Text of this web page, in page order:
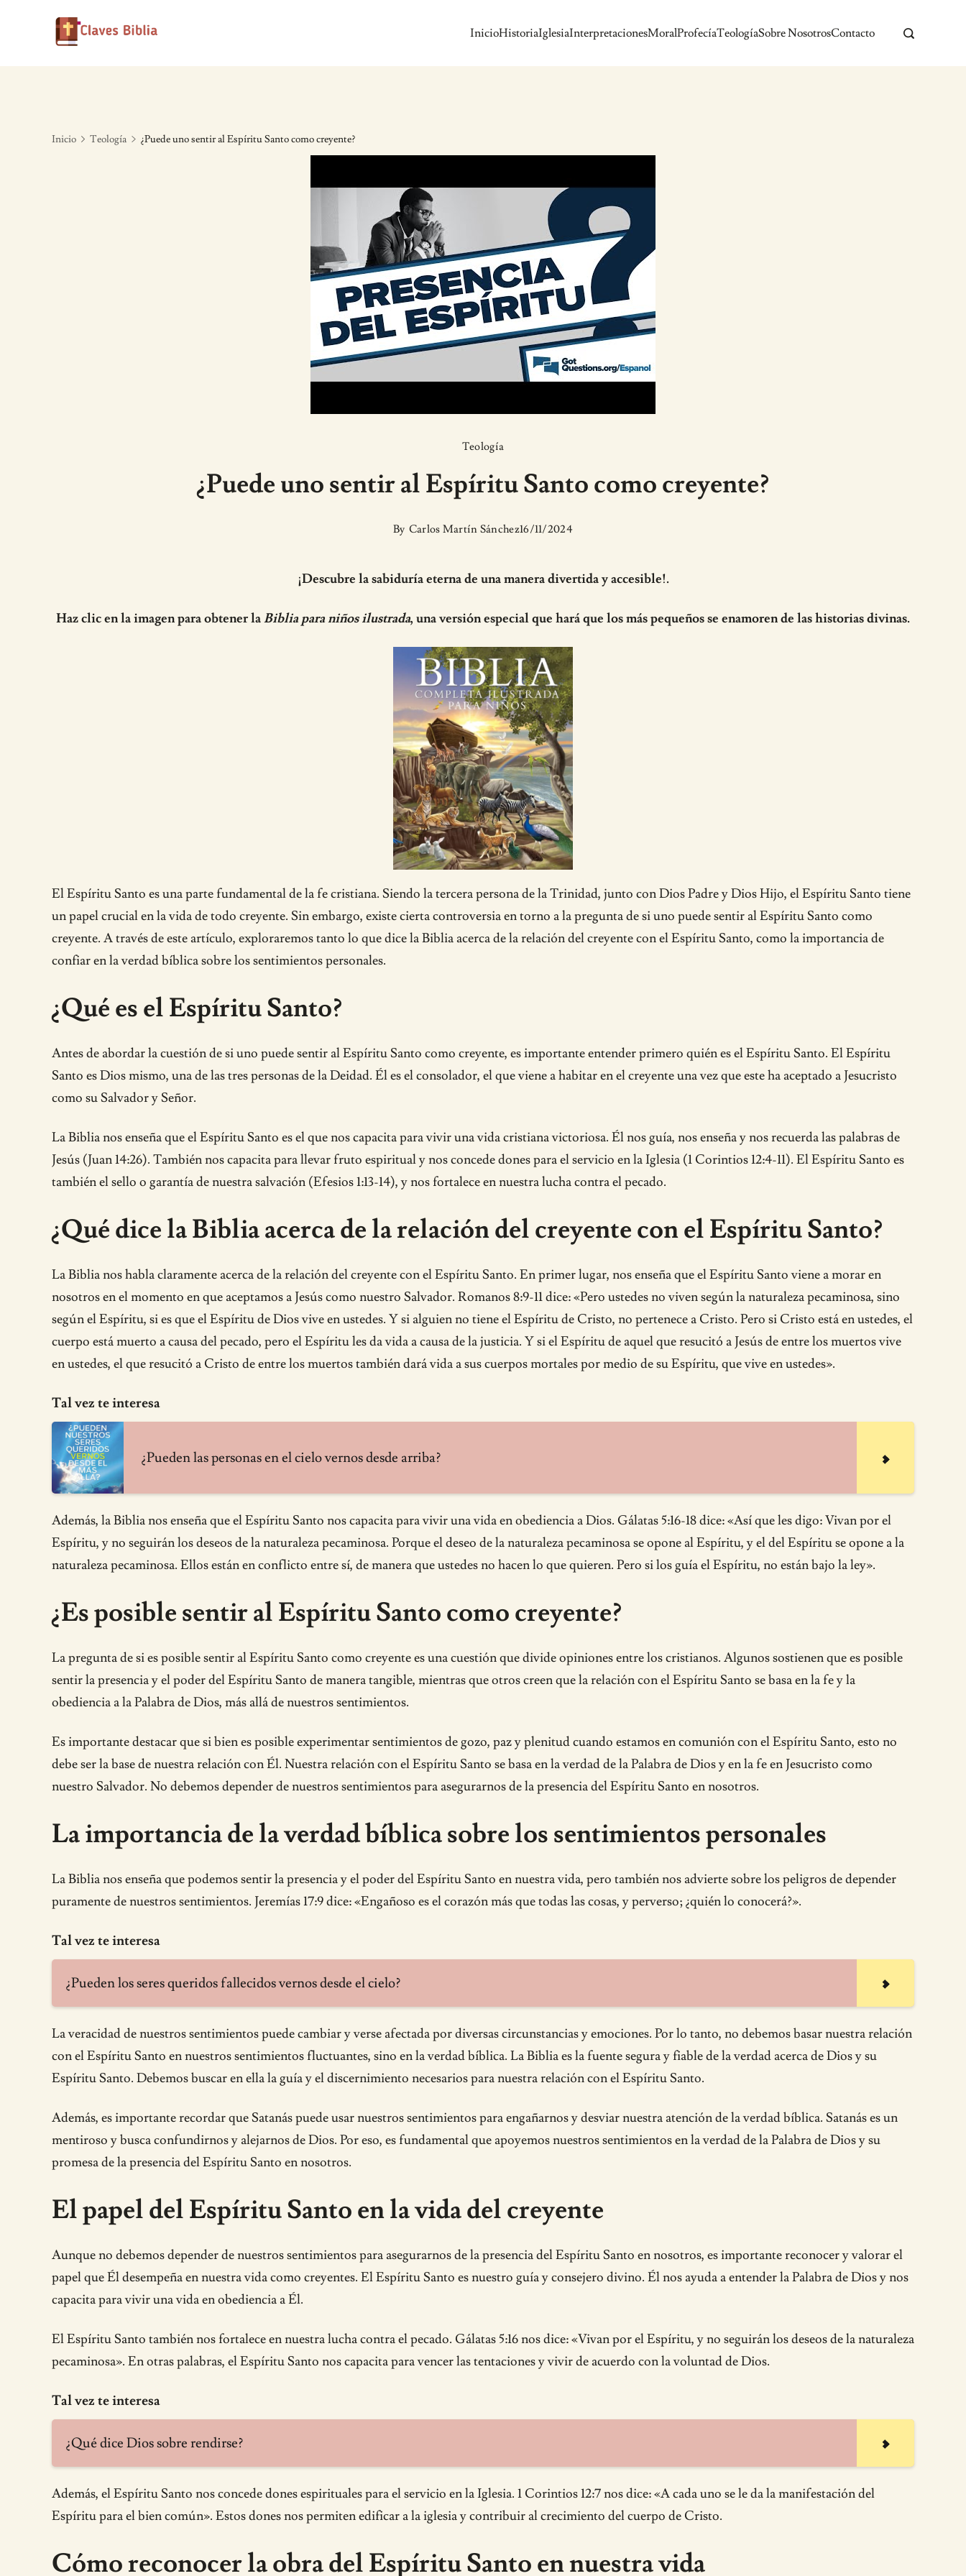
InicioHistoriaIglesiaInterpretacionesMoralProfecíaTeologíaSobre NosotrosContacto
Inicio Teología ¿Puede uno sentir al Espíritu Santo como creyente?
Teología
¿Puede uno sentir al Espíritu Santo como creyente?
By Carlos Martín Sánchez16/11/2024
¡Descubre la sabiduría eterna de una manera divertida y accesible!.
Haz clic en la imagen para obtener laBiblia para niños ilustrada, una versión especial que hará que los más pequeños se enamoren de las historias divinas.
El Espíritu Santo es una parte fundamental de la fe cristiana. Siendo la tercera persona de la Trinidad, junto con Dios Padre y Dios Hijo, el Espíritu Santo tiene
un papel crucial en la vida de todo creyente. Sin embargo, existe cierta controversia en torno a la pregunta de si uno puede sentir al Espíritu Santo como
creyente. A través de este artículo, exploraremos tanto lo que dice la Biblia acerca de la relación del creyente con el Espíritu Santo, como la importancia de
confiar en la verdad bíblica sobre los sentimientos personales.
¿Qué es el Espíritu Santo?
Antes de abordar la cuestión de si uno puede sentir al Espíritu Santo como creyente, es importante entender primero quién es el Espíritu Santo. El Espíritu
Santo es Dios mismo, una de las tres personas de la Deidad. Él es el consolador, el que viene a habitar en el creyente una vez que este ha aceptado a Jesucristo
como su Salvador y Señor.
La Biblia nos enseña que el Espíritu Santo es el que nos capacita para vivir una vida cristiana victoriosa. Él nos guía, nos enseña y nos recuerda las palabras de
Jesús (Juan 14:26). También nos capacita para llevar fruto espiritual y nos concede dones para el servicio en la Iglesia (1 Corintios 12:4-11). El Espíritu Santo es
también el sello o garantía de nuestra salvación (Efesios 1:13-14), y nos fortalece en nuestra lucha contra el pecado.
¿Qué dice la Biblia acerca de la relación del creyente con el Espíritu Santo?
La Biblia nos habla claramente acerca de la relación del creyente con el Espíritu Santo. En primer lugar, nos enseña que el Espíritu Santo viene a morar en
nosotros en el momento en que aceptamos a Jesús como nuestro Salvador. Romanos 8:9-11 dice: «Pero ustedes no viven según la naturaleza pecaminosa, sino
según el Espíritu, si es que el Espíritu de Dios vive en ustedes. Y si alguien no tiene el Espíritu de Cristo, no pertenece a Cristo. Pero si Cristo está en ustedes, el
cuerpo está muerto a causa del pecado, pero el Espíritu les da vida a causa de la justicia. Y si el Espíritu de aquel que resucitó a Jesús de entre los muertos vive
en ustedes, el que resucitó a Cristo de entre los muertos también dará vida a sus cuerpos mortales por medio de su Espíritu, que vive en ustedes».
Tal vez te interesa
¿Pueden las personas en el cielo vernos desde arriba?
Además, la Biblia nos enseña que el Espíritu Santo nos capacita para vivir una vida en obediencia a Dios. Gálatas 5:16-18 dice: «Así que les digo: Vivan por el
Espíritu, y no seguirán los deseos de la naturaleza pecaminosa. Porque el deseo de la naturaleza pecaminosa se opone al Espíritu, y el del Espíritu se opone a la
naturaleza pecaminosa. Ellos están en conflicto entre sí, de manera que ustedes no hacen lo que quieren. Pero si los guía el Espíritu, no están bajo la ley».
¿Es posible sentir al Espíritu Santo como creyente?
La pregunta de si es posible sentir al Espíritu Santo como creyente es una cuestión que divide opiniones entre los cristianos. Algunos sostienen que es posible
sentir la presencia y el poder del Espíritu Santo de manera tangible, mientras que otros creen que la relación con el Espíritu Santo se basa en la fe y la
obediencia a la Palabra de Dios, más allá de nuestros sentimientos.
Es importante destacar que si bien es posible experimentar sentimientos de gozo, paz y plenitud cuando estamos en comunión con el Espíritu Santo, esto no
debe ser la base de nuestra relación con Él. Nuestra relación con el Espíritu Santo se basa en la verdad de la Palabra de Dios y en la fe en Jesucristo como
nuestro Salvador. No debemos depender de nuestros sentimientos para asegurarnos de la presencia del Espíritu Santo en nosotros.
La importancia de la verdad bíblica sobre los sentimientos personales
La Biblia nos enseña que podemos sentir la presencia y el poder del Espíritu Santo en nuestra vida, pero también nos advierte sobre los peligros de depender
puramente de nuestros sentimientos. Jeremías 17:9 dice: «Engañoso es el corazón más que todas las cosas, y perverso; ¿quién lo conocerá?».
Tal vez te interesa
¿Pueden los seres queridos fallecidos vernos desde el cielo?
La veracidad de nuestros sentimientos puede cambiar y verse afectada por diversas circunstancias y emociones. Por lo tanto, no debemos basar nuestra relación
con el Espíritu Santo en nuestros sentimientos fluctuantes, sino en la verdad bíblica. La Biblia es la fuente segura y fiable de la verdad acerca de Dios y su
Espíritu Santo. Debemos buscar en ella la guía y el discernimiento necesarios para nuestra relación con el Espíritu Santo.
Además, es importante recordar que Satanás puede usar nuestros sentimientos para engañarnos y desviar nuestra atención de la verdad bíblica. Satanás es un
mentiroso y busca confundirnos y alejarnos de Dios. Por eso, es fundamental que apoyemos nuestros sentimientos en la verdad de la Palabra de Dios y su
promesa de la presencia del Espíritu Santo en nosotros.
El papel del Espíritu Santo en la vida del creyente
Aunque no debemos depender de nuestros sentimientos para asegurarnos de la presencia del Espíritu Santo en nosotros, es importante reconocer y valorar el
papel que Él desempeña en nuestra vida como creyentes. El Espíritu Santo es nuestro guía y consejero divino. Él nos ayuda a entender la Palabra de Dios y nos
capacita para vivir una vida en obediencia a Él.
El Espíritu Santo también nos fortalece en nuestra lucha contra el pecado. Gálatas 5:16 nos dice: «Vivan por el Espíritu, y no seguirán los deseos de la naturaleza
pecaminosa». En otras palabras, el Espíritu Santo nos capacita para vencer las tentaciones y vivir de acuerdo con la voluntad de Dios.
Tal vez te interesa
¿Qué dice Dios sobre rendirse?
Además, el Espíritu Santo nos concede dones espirituales para el servicio en la Iglesia. 1 Corintios 12:7 nos dice: «A cada uno se le da la manifestación del
Espíritu para el bien común». Estos dones nos permiten edificar a la iglesia y contribuir al crecimiento del cuerpo de Cristo.
Cómo reconocer la obra del Espíritu Santo en nuestra vida